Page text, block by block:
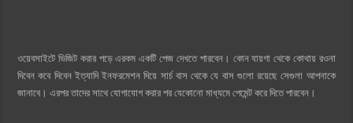
ওয়েবসাইটে ভিজিট করার পড়ে এরকম একটি পেজ দেখতে পারবেন। কোন যায়গা থেকে কোথায় রওনা
দিবেন কবে দিবেন ইত্যাদি ইনফরমেশন দিয়ে সার্চ বাস থেকে যে বাস গুলো রয়েছে সেগুলা আপনাকে
জানাবে। এরপর তাদের সাথে যোগাযোগ করার পর যেকোনো মাধ্যমে পেমেন্ট করে দিতে পারবেন।